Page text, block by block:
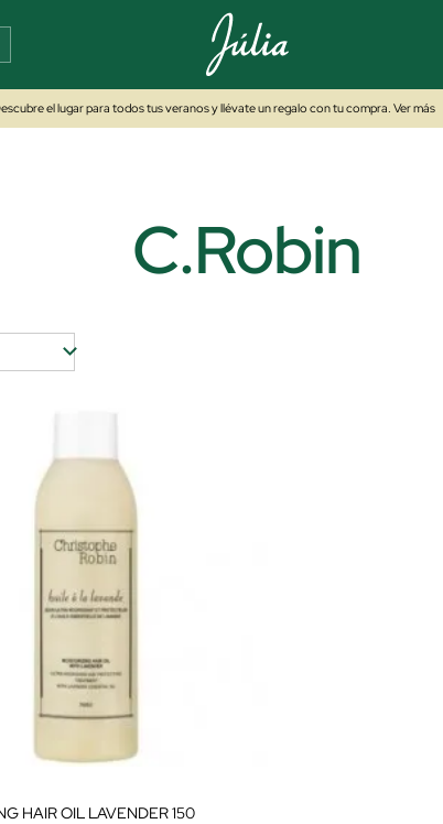
el lugar para todos tus veranos y llévate un regalo con tu compra. Ver más
C.Robin
HAIR OIL LAVENDER 150